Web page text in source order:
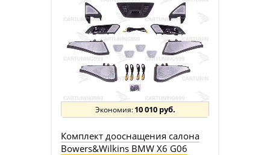
10 010 руб.
Комплект дооснащения салона
Bowers&Wilkins BMW X6 G06